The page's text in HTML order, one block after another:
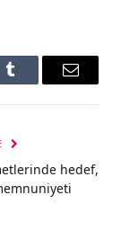
Tumblr Email
hedef,